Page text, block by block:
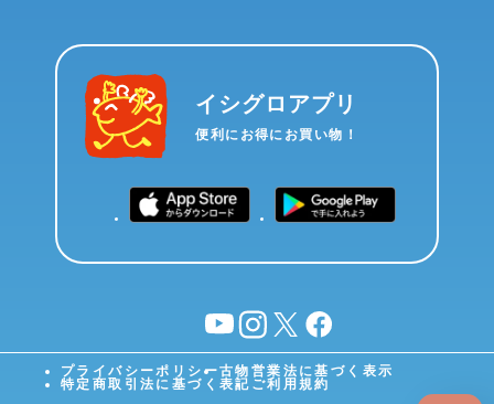
イシグロアプリ
便利にお得にお買い物！
YouTubeinstagram
X facebook
プライバシーポリシー古物営業法に基づく表示
特定商取引法に基づく表記 ご利用規約